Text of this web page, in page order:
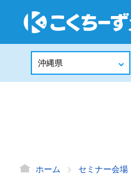
ホーム セミナー会場